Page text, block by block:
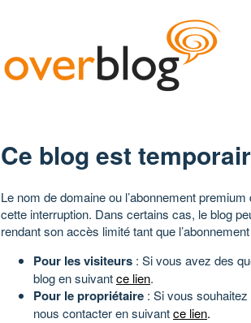
Ce blog est
Le nom de domaine ou l’abonnement
cette interruption. Dans certains cas, le blog
rendant son accès limité tant que
Pour les visiteurs : Si vous avez des
blog en suivantce lien.
Pour le propriétaire : Si vous
nous contacter en suivantce lien.